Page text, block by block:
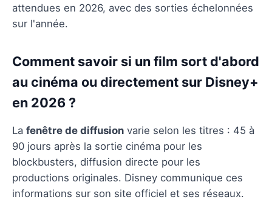
attendues en 2026, avec des sorties échelonnées
sur l'année.
Comment savoir si un film sort d'abord
au cinéma ou directement sur Disney+
en 2026 ?
La fenêtre de diffusion varie selon les titres : 45 à
90 jours après la sortie cinéma pour les
blockbusters, diffusion directe pour les
productions originales. Disney communique ces
informations sur son site officiel et ses réseaux.